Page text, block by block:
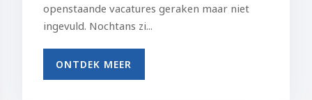
openstaande vacatures geraken maar niet
ingevuld. Nochtans zi...
ONTDEK MEER